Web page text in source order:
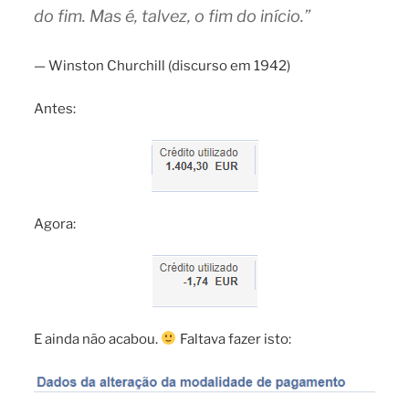
do fim. Mas é, talvez, o fim do início.”
— Winston Churchill (discurso em 1942)
Antes:
Agora:
E ainda não acabou. Faltava fazer isto: